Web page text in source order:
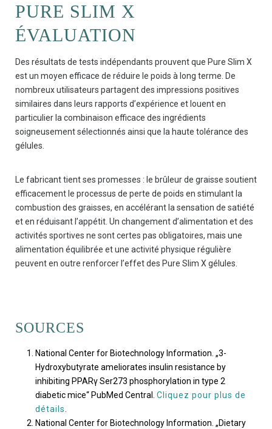
PURE SLIM X
ÉVALUATION
Des résultats de tests indépendants prouvent que Pure Slim X
est un moyen efficace de réduire le poids à long terme. De
nombreux utilisateurs partagent des impressions positives
similaires dans leurs rapports d’expérience et louent en
particulier la combinaison efficace des ingrédients
soigneusement sélectionnés ainsi que la haute tolérance des
gélules.
Le fabricant tient ses promesses : le brûleur de graisse soutient
efficacement le processus de perte de poids en stimulant la
combustion des graisses, en accélérant la sensation de satiété
et en réduisant l’appétit. Un changement d’alimentation et des
activités sportives ne sont certes pas obligatoires, mais une
alimentation équilibrée et une activité physique régulière
peuvent en outre renforcer l’effet des Pure Slim X gélules.
SOURCES
National Center for Biotechnology Information. „3-
Hydroxybutyrate ameliorates insulin resistance by
inhibiting PPARγ Ser273 phosphorylation in type 2
diabetic mice“ PubMed Central. Cliquez pour plus de
détails.
National Center for Biotechnology Information. „Dietary